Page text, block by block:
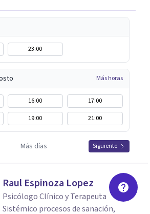
23:00
Más horas
16:00
17:00
19:00 21:00
Más días Siguiente
Raul Espinoza Lopez
Psicólogo Clínico y Terapeuta
Sistémico procesos de sanación,